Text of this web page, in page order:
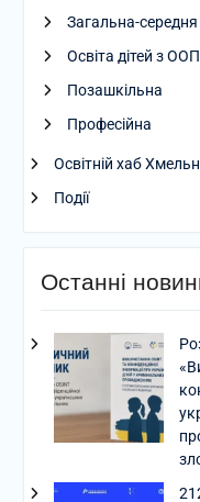
Загальна-середня
Освіта дітей з ООП
Позашкільна
Професійна
Освітній хаб
Події
Останні